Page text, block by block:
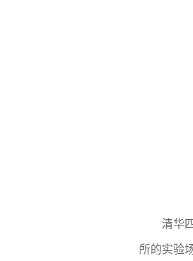
清华
所的实验